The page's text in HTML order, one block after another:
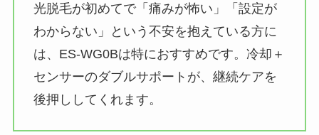
光脱毛が初めてで「痛みが怖い」「設定が
わからない」という不安を抱えている方に
は、ES-WG0Bは特におすすめです。冷却＋
センサーのダブルサポートが、継続ケアを
後押ししてくれます。